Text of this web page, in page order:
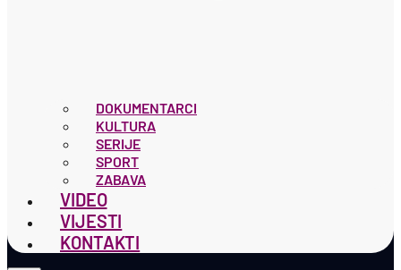
DOKUMENTARCI
KULTURA
SERIJE
SPORT
ZABAVA
VIDEO
VIJESTI
KONTAKTI